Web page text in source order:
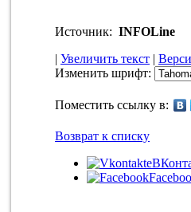
Источник: INFOLine
| Увеличить текст |
Изменить шрифт:
Поместить ссылку в:
Возврат к списку